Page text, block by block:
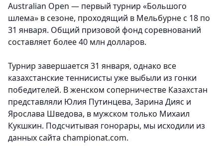
Australian Open — первый турнир «Большого
шлема» в сезоне, проходящий в Мельбурне с 18 по
31 января. Общий призовой фонд соревнований
составляет более 40 млн долларов.
Турнир завершается 31 января, однако все
казахстанские теннисисты уже выбыли из гонки
победителей. В женском соперничестве Казахстан
представляли Юлия Путинцева, Зарина Дияс и
Ярослава Шведова, в мужском только Михаил
Кукшкин. Подсчитывая гонорары, мы исходили из
данных сайта championat.com.